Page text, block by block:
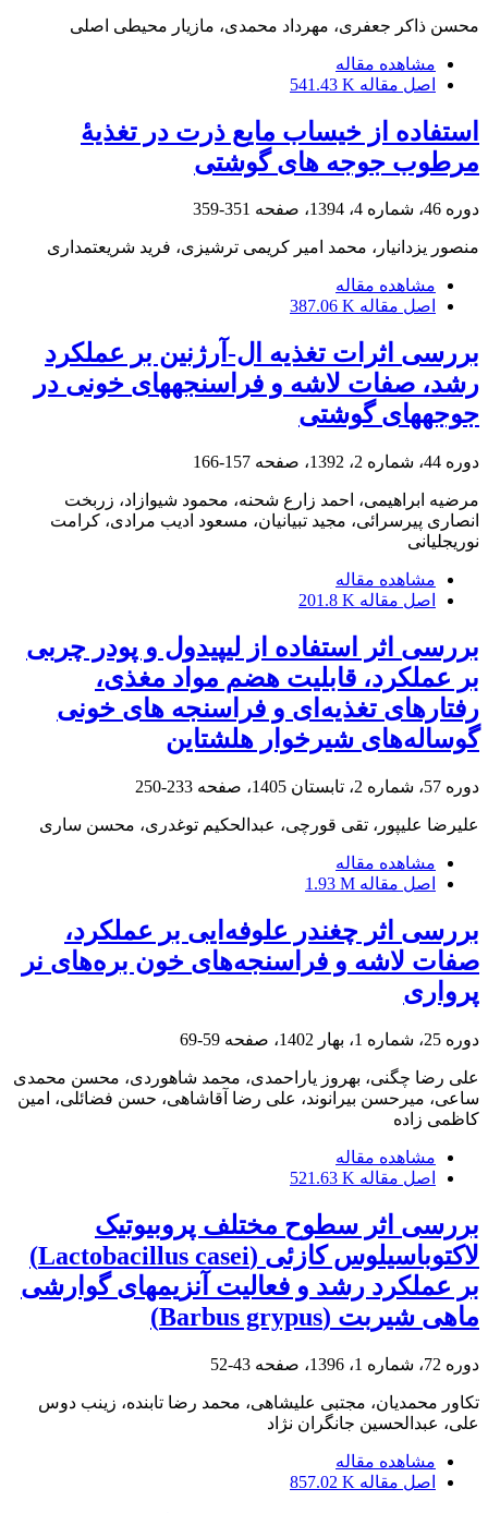
محسن ذاکر جعفری، مهرداد محمدی، مازیار محیطی اصلی
مشاهده مقاله
اصل مقاله 541.43 K
استفاده از خیساب مایع ذرت در تغذیۀ
مرطوب جوجه های گوشتی
دوره 46، شماره 4، 1394، صفحه 351-359
منصور یزدانیار، محمد امیر کریمی ترشیزی، فرید شریعتمداری
مشاهده مقاله
اصل مقاله 387.06 K
بررسی اثرات تغذیه ال-آرژنین بر عملکرد
رشد، صفات لاشه و فراسنجههای خونی در
جوجههای گوشتی
دوره 44، شماره 2، 1392، صفحه 157-166
مرضیه ابراهیمی، احمد زارع شحنه، محمود شیوازاد، زربخت
انصاری پیرسرائی، مجید تبیانیان، مسعود ادیب مرادی، کرامت
نوریجلیانی
مشاهده مقاله
اصل مقاله 201.8 K
بررسی اثر استفاده از لیپیدول و پودر چربی
بر عملکرد، قابلیت‌ هضم مواد مغذی،
رفتارهای تغذیه‌ای و فراسنجه های خونی
گوساله‌های شیرخوار هلشتاین
دوره 57، شماره 2، تابستان 1405، صفحه 233-250
علیرضا علیپور، تقی قورچی، عبدالحکیم توغدری، محسن ساری
مشاهده مقاله
اصل مقاله 1.93 M
بررسی اثر چغندر علوفه‌ایی بر عملکرد،
صفات لاشه و فراسنجه‌های خون بره‌های نر
پرواری
دوره 25، شماره 1، بهار 1402، صفحه 59-69
علی رضا چگنی، بهروز یاراحمدی، محمد شاهوردی، محسن محمدی
ساعی، میرحسن بیرانوند، علی رضا آقاشاهی، حسن فضائلی، امین
کاظمی زاده
مشاهده مقاله
اصل مقاله 521.63 K
بررسی اثر سطوح مختلف پروبیوتیک
لاکتوباسیلوس کازئی (Lactobacillus casei)
بر عملکرد رشد و فعالیت آنزیمهای گوارشی
ماهی شیربت (Barbus grypus)
دوره 72، شماره 1، 1396، صفحه 43-52
تکاور محمدیان، مجتبی علیشاهی، محمد رضا تابنده، زینب دوس
علی، عبدالحسین جانگران نژاد
مشاهده مقاله
اصل مقاله 857.02 K